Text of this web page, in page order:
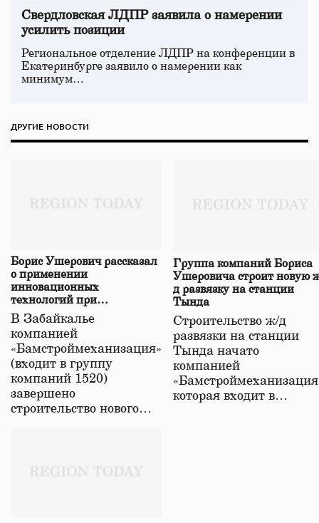
Свердловская ЛДПР заявила о намерении
усилить позиции
Региональное отделение ЛДПР на конференции в
Екатеринбурге заявило о намерении как
минимум…
ДРУГИЕ НОВОСТИ
Борис Ушерович рассказал
о применении
инновационных
технологий при
строительстве нового моста
в Забайкалье
В Забайкалье
компанией
«Бамстроймеханизация»
(входит в группу
компаний 1520)
завершено
строительство нового…
Группа компаний Бориса
Ушеровича строит новую
д развязку на станции
Тында
Строительство ж/д
развязки на станции
Тында начато
компанией
которая входит в…